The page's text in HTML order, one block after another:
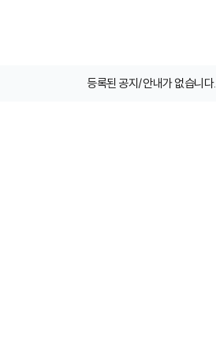
등록된 공지/안내가 없습니다.